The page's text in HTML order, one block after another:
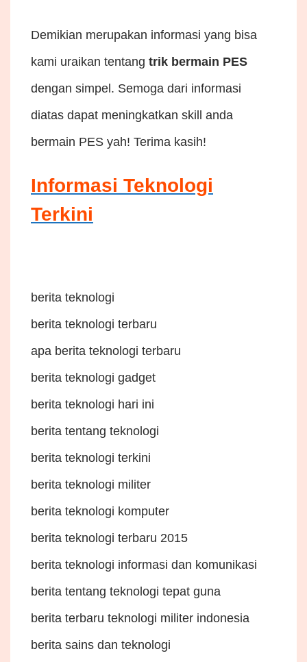
Demikian merupakan informasi yang bisa
kami uraikan tentang trik bermain PES
dengan simpel. Semoga dari informasi
diatas dapat meningkatkan skill anda
bermain PES yah! Terima kasih!
Informasi Teknologi
Terkini
berita teknologi
berita teknologi terbaru
apa berita teknologi terbaru
berita teknologi gadget
berita teknologi hari ini
berita tentang teknologi
berita teknologi terkini
berita teknologi militer
berita teknologi komputer
berita teknologi terbaru 2015
berita teknologi informasi dan komunikasi
berita tentang teknologi tepat guna
berita terbaru teknologi militer indonesia
berita sains dan teknologi